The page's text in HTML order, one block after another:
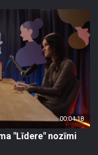
00:04:18
"Līdere" nozīmi